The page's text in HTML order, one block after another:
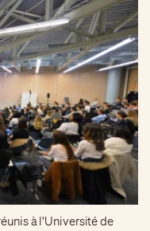
à l'Université de